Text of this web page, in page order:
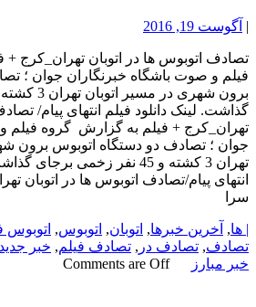
آگوست 19, 2016
تصادف اتوبوس ها در اتوبان تهران_کرج +
فیلم و صوت باشگاه خبرنگاران جوان ؛
گذاشت. لینک دانلود فیلم انتهای پیام/
تهران_کرج + فیلم به گزارش گروه فیلم
جوان ؛ تصادف دو دستگاه اتوبوس برون
تهران 3 کشته و 45 نفر زخمی
انتهای پیام/تصادف اتوبوس ها در اتوبان
سرا
| ها,آخرین خبرها,اتوبان,اتوبوس ,اتوبوس
تصادف ,تصادف در, تصادف فیلم,خبر جدید,
خبر مبارز
Comments are Off